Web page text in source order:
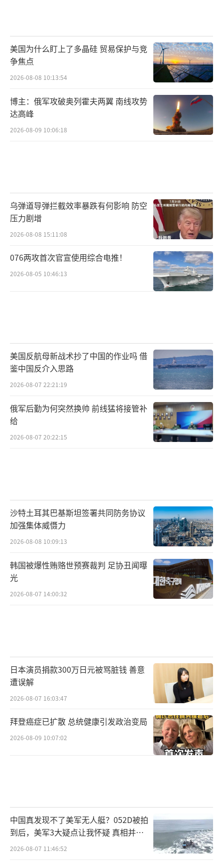
美国为什么盯上了多晶硅 贸易保护与竞
争焦点
2026-08-08 10:13:54
博主：俄军攻破奥列霍夫两翼 南线攻势
达高峰
2026-08-09 10:06:18
乌弹道导弹拦截效率暴跌有何影响 防空
压力剧增
2026-08-08 15:11:08
076两攻首次官宣使用综合电推！
2026-08-05 10:46:13
美国反航母新战术抄了中国的作业吗 借
鉴中国反介入思路
2026-08-07 22:21:19
俄军后勤为何突然换帅 前线猛将接管补
给
2026-08-07 20:22:15
沙特土耳其巴基斯坦签署共同防务协议
加强集体威慑力
2026-08-08 10:09:13
韩国被爆性贿赂世预赛裁判 足协丑闻曝
光
2026-08-07 14:00:32
日本演员捐款300万日元被骂脏钱 善意
遭误解
2026-08-07 16:03:47
拜登癌症已扩散 总统健康引发政治变局
2026-08-09 10:07:02
中国真发现不了美军无人艇？052D被拍
到后，美军3大疑点让我怀疑 真相并非
如此
2026-08-07 11:46:52